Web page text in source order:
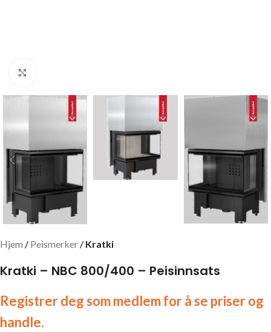
Hjem Peismerker Kratki
Kratki – NBC 800/400 – Peisinnsats
Registrer deg som medlem for å se priser og
handle.